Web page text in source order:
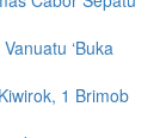
‘Buka
1 Brimob